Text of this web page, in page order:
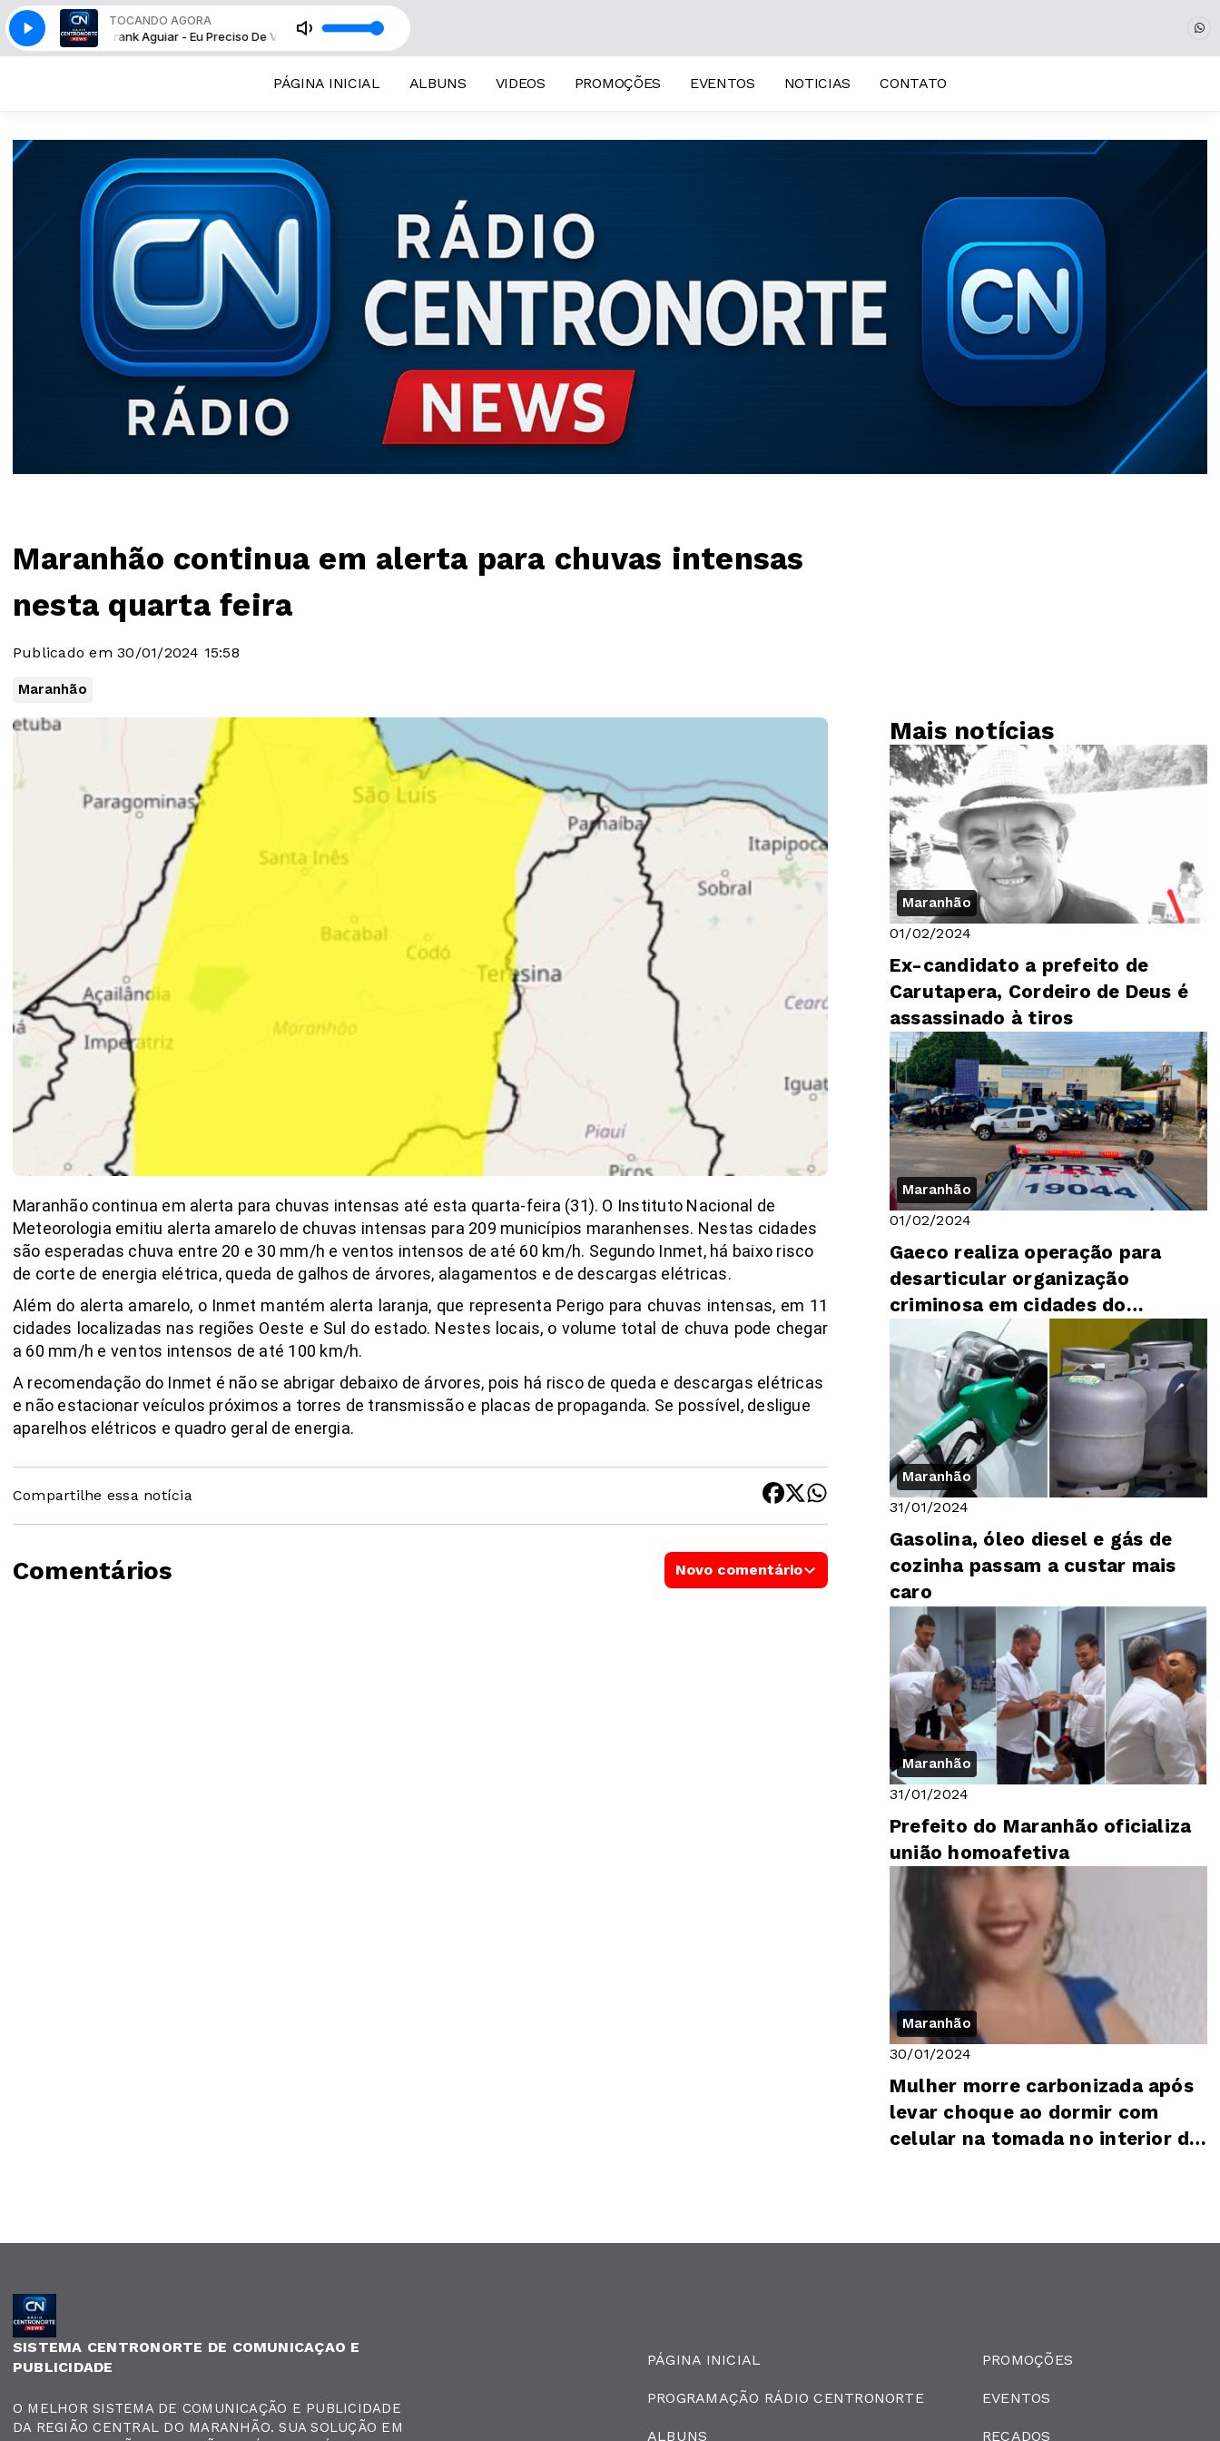
TOCANDO AGORA
Frank Aguiar - Eu Preciso De VoceFrank Aguiar - Eu Preciso De Voce
PÁGINA INICIAL ALBUNS VIDEOS PROMOÇÕES EVENTOS NOTICIAS CONTATO
Maranhão continua em alerta para chuvas intensas
nesta quarta feira
Publicado em 30/01/2024 15:58
Maranhão
Maranhão continua em alerta para chuvas intensas até esta quarta-feira (31). O Instituto Nacional de
Meteorologia emitiu alerta amarelo de chuvas intensas para 209 municípios maranhenses. Nestas cidades
são esperadas chuva entre 20 e 30 mm/h e ventos intensos de até 60 km/h. Segundo Inmet, há baixo risco
de corte de energia elétrica, queda de galhos de árvores, alagamentos e de descargas elétricas.
Além do alerta amarelo, o Inmet mantém alerta laranja, que representa Perigo para chuvas intensas, em 11
cidades localizadas nas regiões Oeste e Sul do estado. Nestes locais, o volume total de chuva pode chegar
a 60 mm/h e ventos intensos de até 100 km/h.
A recomendação do Inmet é não se abrigar debaixo de árvores, pois há risco de queda e descargas elétricas
e não estacionar veículos próximos a torres de transmissão e placas de propaganda. Se possível, desligue
aparelhos elétricos e quadro geral de energia.
Compartilhe essa notícia
Comentários Novo comentário
Mais notícias
Maranhão
01/02/2024
Ex-candidato a prefeito de
Carutapera, Cordeiro de Deus é
assassinado à tiros
Maranhão
01/02/2024
Gaeco realiza operação para
desarticular organização
criminosa em cidades do
Maranhão
Maranhão
31/01/2024
Gasolina, óleo diesel e gás de
cozinha passam a custar mais
caro
Maranhão
31/01/2024
Prefeito do Maranhão oficializa
união homoafetiva
Maranhão
30/01/2024
Mulher morre carbonizada após
levar choque ao dormir com
celular na tomada no interior do
SISTEMA CENTRONORTE DE COMUNICAÇAO E
PUBLICIDADE
O MELHOR SISTEMA DE COMUNICAÇÃO E PUBLICIDADE
DA REGIÃO CENTRAL DO MARANHÃO. SUA SOLUÇÃO EM
PÁGINA INICIAL
PROGRAMAÇÃO RÁDIO CENTRONORTE
ALBUNS
PROMOÇÕES
EVENTOS
RECADOS